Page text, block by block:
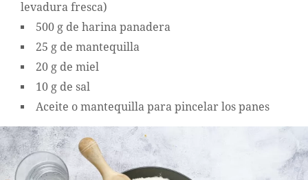
levadura fresca)
500 g de harina panadera
25 g de mantequilla
20 g de miel
10 g de sal
Aceite o mantequilla para pincelar los panes